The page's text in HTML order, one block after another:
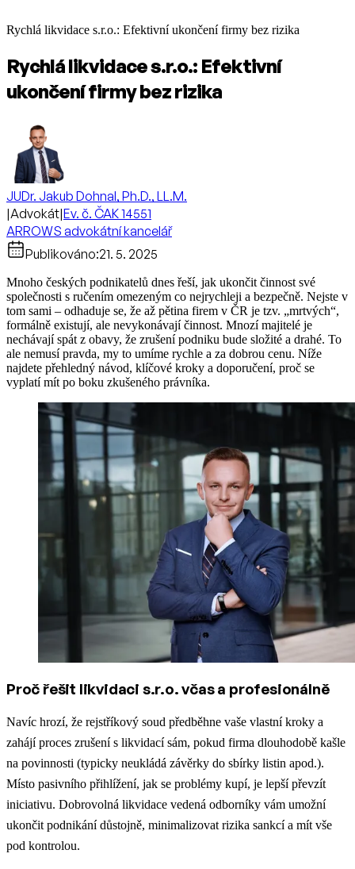
Rychlá likvidace s.r.o.: Efektivní ukončení firmy bez rizika
Rychlá likvidace s.r.o.: Efektivní
ukončení firmy bez rizika
JUDr. Jakub Dohnal, Ph.D., LL.M.
|Advokát|Ev. č. ČAK 14551
ARROWS advokátní kancelář
Publikováno:21. 5. 2025
Mnoho českých podnikatelů dnes řeší, jak ukončit činnost své
společnosti s ručením omezeným co nejrychleji a bezpečně. Nejste v
tom sami – odhaduje se, že až pětina firem v ČR je tzv. „mrtvých“,
formálně existují, ale nevykonávají činnost. Mnozí majitelé je
nechávají spát z obavy, že zrušení podniku bude složité a drahé. To
ale nemusí pravda, my to umíme rychle a za dobrou cenu. Níže
najdete přehledný návod, klíčové kroky a doporučení, proč se
vyplatí mít po boku zkušeného právníka.
Proč řešit likvidaci s.r.o. včas a profesionálně
Navíc hrozí, že rejstříkový soud předběhne vaše vlastní kroky a
zahájí proces zrušení s likvidací sám, pokud firma dlouhodobě kašle
na povinnosti (typicky neukládá závěrky do sbírky listin apod.).
Místo pasivního přihlížení, jak se problémy kupí, je lepší převzít
iniciativu. Dobrovolná likvidace vedená odborníky vám umožní
ukončit podnikání důstojně, minimalizovat rizika sankcí a mít vše
pod kontrolou.